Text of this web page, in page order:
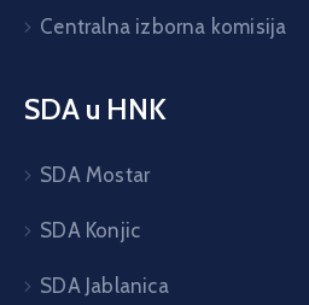
Centralna izborna komisija
SDA u HNK
SDA Mostar
SDA Konjic
SDA Jablanica